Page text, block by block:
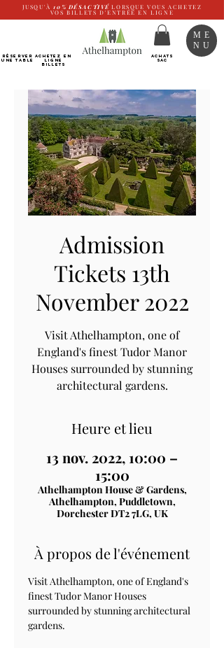
JUSQU'À 10% DÉSACTIVÉ LORSQUE VOUS ACHETEZ
VOS BILLETS D'ENTRÉE EN LIGNE
RÉSERVER
UNE TABLE
Achetez EN
LIGNE
Billets
ACHATS
SAC
ME
NU
Admission
Tickets 13th
November 2022
Visit Athelhampton, one of
England's finest Tudor Manor
Houses surrounded by stunning
architectural gardens.
Heure et lieu
13 nov. 2022, 10:00 –
15:00
Athelhampton House & Gardens,
Athelhampton, Puddletown,
Dorchester DT2 7LG, UK
À propos de l'événement
Visit Athelhampton, one of England's
finest Tudor Manor Houses
surrounded by stunning architectural
gardens.